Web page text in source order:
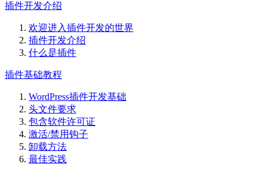
插件开发介绍
欢迎进入插件开发的世界
插件开发介绍
什么是插件
插件基础教程
WordPress插件开发基础
头文件要求
包含软件许可证
激活/禁用钩子
卸载方法
最佳实践